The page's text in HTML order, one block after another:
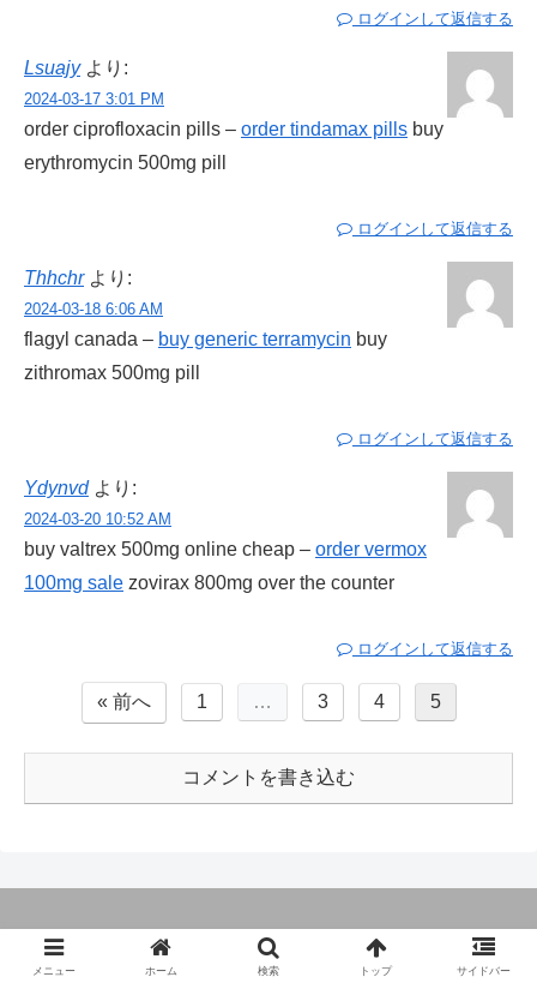
ログインして返信する
Lsuajy より:
2024-03-17 3:01 PM
order ciprofloxacin pills – order tindamax pills buy
erythromycin 500mg pill
ログインして返信する
Thhchr より:
2024-03-18 6:06 AM
flagyl canada – buy generic terramycin buy
zithromax 500mg pill
ログインして返信する
Ydynvd より:
2024-03-20 10:52 AM
buy valtrex 500mg online cheap – order vermox
100mg sale zovirax 800mg over the counter
ログインして返信する
« 前へ 1 … 3 4 5
コメントを書き込む
メニュー ホーム 検索 トップ サイドバー